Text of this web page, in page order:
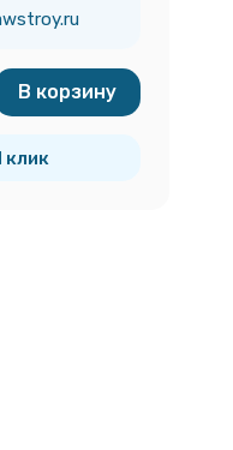
В корзину
клик